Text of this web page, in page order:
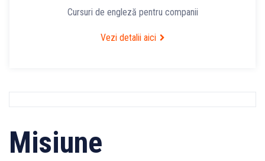
Cursuri de engleză pentru companii
Vezi detalii aici
Misiune